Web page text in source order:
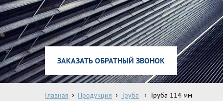
ЗАКАЗАТЬ ОБРАТНЫЙ ЗВОНОК
Главная Продукция Труба Труба 114 мм